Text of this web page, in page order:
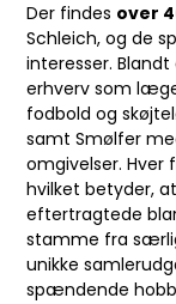
Der findes over
Schleich, og de
interesser.
erhverv som
fodbold og
samt Smølfer
omgivelser.
hvilket betyder,
eftertragtede
stamme fra
unikke
spændende